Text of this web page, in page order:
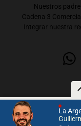
La
Nuestros
Cadena 3 Comercial
Integrar nuestra